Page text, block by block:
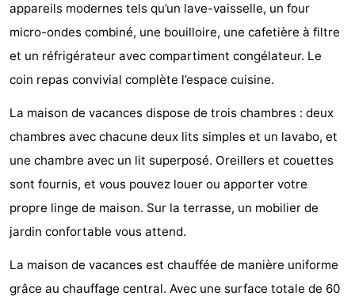
Riesen
Elements
-
Schuttersbos
-
Last
Voir
et
Lieux
appareils modernes tels qu’un lave-vaisselle, un four
micro-ondes combiné, une bouilloire, une cafetière à filtre
et un réfrigérateur avec compartiment congélateur. Le
coin repas convivial complète l’espace cuisine.
La maison de vacances dispose de trois chambres : deux
chambres avec chacune deux lits simples et un lavabo, et
une chambre avec un lit superposé. Oreillers et couettes
sont fournis, et vous pouvez louer ou apporter votre
propre linge de maison. Sur la terrasse, un mobilier de
jardin confortable vous attend.
La maison de vacances est chauffée de manière uniforme
grâce au chauffage central. Avec une surface totale de 60